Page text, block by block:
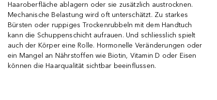
Haaroberfläche ablagern oder sie zusätzlich austrocknen.
Mechanische Belastung wird oft unterschätzt. Zu starkes
Bürsten oder ruppiges Trockenrubbeln mit dem Handtuch
kann die Schuppenschicht aufrauen. Und schliesslich spielt
auch der Körper eine Rolle. Hormonelle Veränderungen oder
ein Mangel an Nährstoffen wie Biotin, Vitamin D oder Eisen
können die Haarqualität sichtbar beeinflussen.